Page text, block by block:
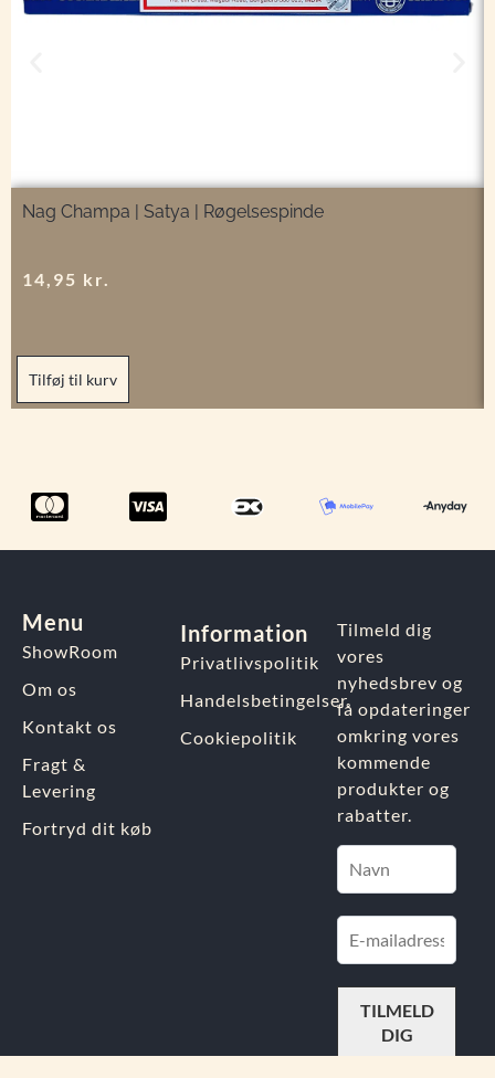
Nag Champa | Satya | Røgelsespinde
14,95 kr.
Tilføj til kurv
Menu
ShowRoom
Om os
Kontakt os
Fragt &
Levering
Fortryd dit køb
Information
Privatlivspolitik
Handelsbetingelser
Cookiepolitik
Tilmeld dig
vores
nyhedsbrev og
få opdateringer
omkring vores
kommende
produkter og
rabatter.